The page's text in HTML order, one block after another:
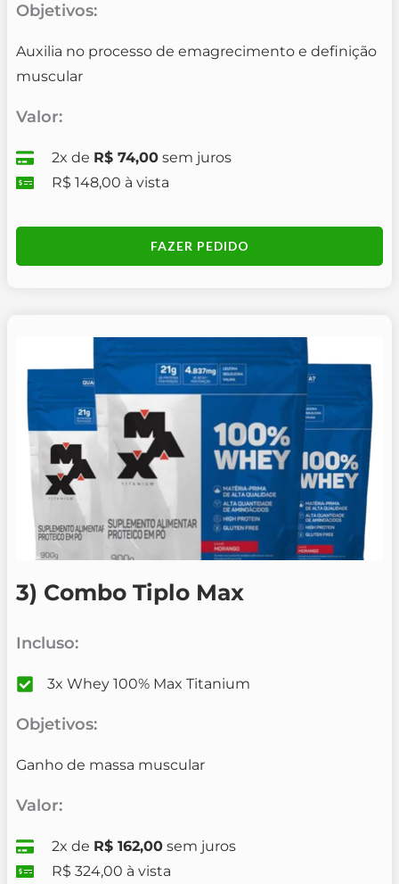
Objetivos:
Auxilia no processo de emagrecimento e definição
muscular
Valor:
2x de R$ 74,00 sem juros
R$ 148,00 à vista
FAZER PEDIDO
3) Combo Tiplo Max
Incluso:
3x Whey 100% Max Titanium
Objetivos:
Ganho de massa muscular
Valor:
2x de R$ 162,00 sem juros
R$ 324,00 à vista